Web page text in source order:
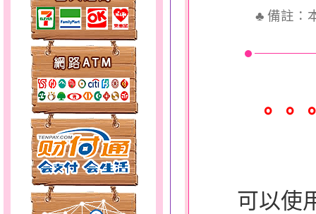
貓頭鷹～黃金耳環
♣ 備註：
。。
可以使